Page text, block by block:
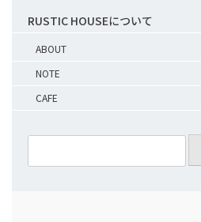
RUSTIC HOUSEについて
ABOUT
NOTE
CAFE